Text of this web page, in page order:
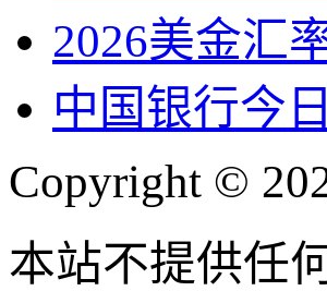
2026美金汇
中国银行今
Copyright ©
本站不提供任